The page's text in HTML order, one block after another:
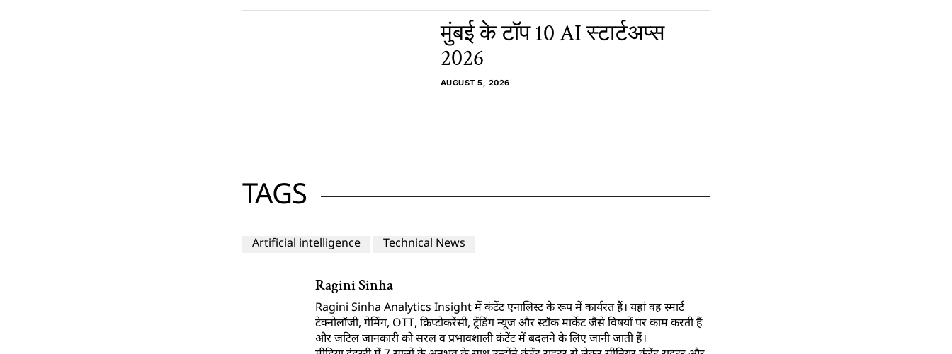
मुंबई के टॉप 10 AI स्टार्टअप्स
2026
AUGUST 5, 2026
TAGS
Artificial intelligence Technical News
Ragini Sinha
Ragini Sinha Analytics Insight में कंटेंट एनालिस्ट के रूप में कार्यरत हैं। यहां वह स्मार्ट
टेक्नोलॉजी, गेमिंग, OTT, क्रिप्टोकरेंसी, ट्रेंडिंग न्यूज और स्टॉक मार्केट जैसे विषयों पर काम करती हैं
और जटिल जानकारी को सरल व प्रभावशाली कंटेंट में बदलने के लिए जानी जाती हैं।